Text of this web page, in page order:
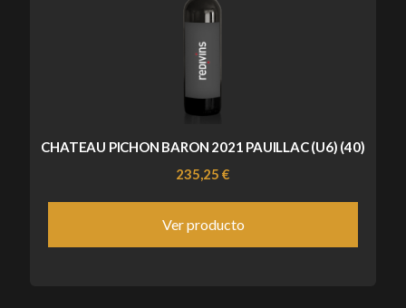
CHATEAU PICHON BARON 2021 PAUILLAC (U6) (40)
235,25 €
Ver producto